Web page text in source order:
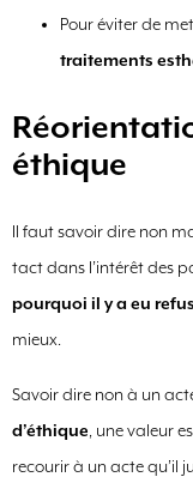
Pour éviter de
traitements
éthique
Il faut savoir dire non
tact dans l’intérêt des
pourquoi il y a eu refus
mieux.
Savoir dire non à un
d’éthique, une valeur
recourir à un acte qu’il